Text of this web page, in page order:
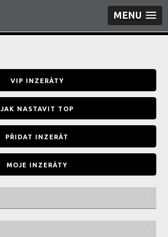
MENU
VIP INZERÁTY
JAK NASTAVIT TOP
PŘIDAT INZERÁT
MOJE INZERÁTY